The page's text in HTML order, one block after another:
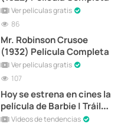
Ver películas gratis
86
Mr. Robinson Crusoe
(1932) Película Completa
Ver películas gratis
107
Hoy se estrena en cines la
película de Barbie | Tráiler
Oficial
Vídeos de tendencias